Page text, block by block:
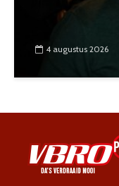
4 augustus 2026